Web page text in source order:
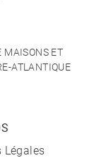
MAISONS ET
ATLANTIQUE
Légales